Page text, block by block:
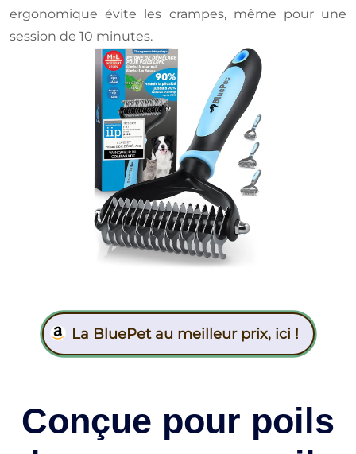
ergonomique évite les crampes, même pour une
session de 10 minutes.
La BluePet au meilleur prix, ici !
Conçue pour poils